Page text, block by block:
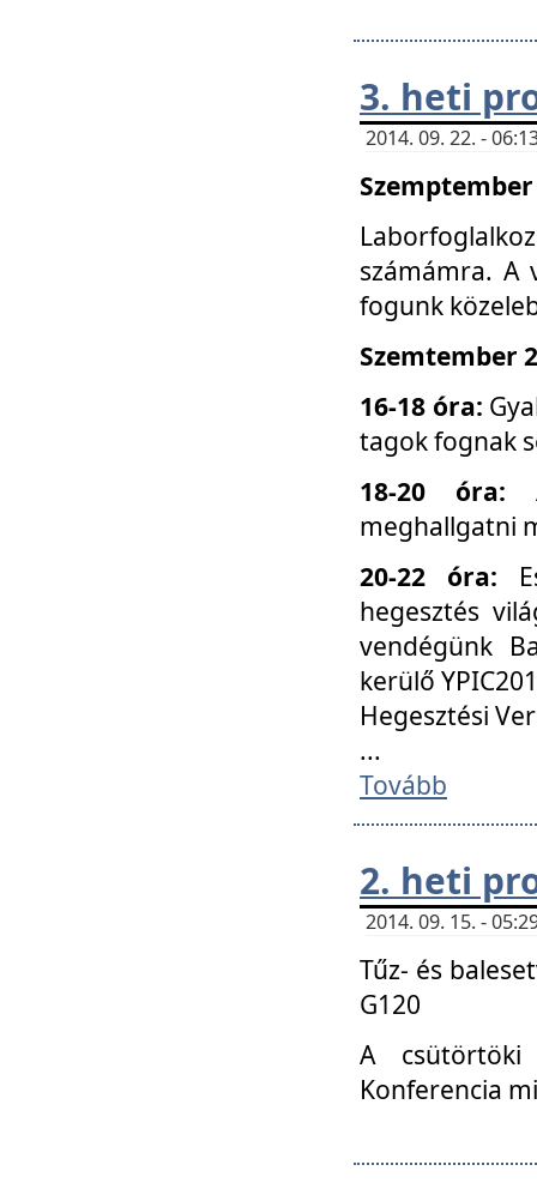
3. heti
2014. 09. 22. -
számámra. A
fogunk
Szemtember
16-18 óra:
tagok fognak
18-20 óra:
meghallgatni
20-22 óra:
hegesztés
vendégünk
kerülő
Hegesztési
...
Tovább
2. heti
2014. 09. 15. -
Tűz- és
G120
A csütörtöki
Konferencia